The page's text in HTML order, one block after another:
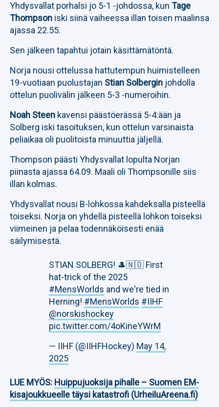
Yhdysvallat porhalsi jo 5-1 -johdossa, kun Tage
Thompson iski siinä vaiheessa illan toisen maalinsa
ajassa 22.55.
Sen jälkeen tapahtui jotain käsittämätöntä.
Norja nousi ottelussa hattutempun huimistelleen
19-vuotiaan puolustajan Stian Solbergin johdolla
ottelun puolivälin jälkeen 5-3 -numeroihin.
Noah Steen kavensi päästöerässä 5-4:ään ja
Solberg iski tasoituksen, kun ottelun varsinaista
peliaikaa oli puolitoista minuuttia jäljellä.
Thompson päästi Yhdysvallat lopulta Norjan
piinasta ajassa 64.09. Maali oli Thompsonille siis
illan kolmas.
Yhdysvallat nousi B-lohkossa kahdeksalla pisteellä
toiseksi. Norja on yhdellä pisteellä lohkon toiseksi
viimeinen ja pelaa todennäköisesti enää
säilymisestä.
STIAN SOLBERG! 🎩🇳🇴 First
hat-trick of the 2025
#MensWorlds and we're tied in
Herning! #MensWorlds #IIHF
@norskishockey
pic.twitter.com/4oKineYWrM
— IIHF (@IIHFHockey) May 14,
2025
LUE MYÖS: Huippujuoksija pihalle – Suomen EM-
kisajoukkueelle täysi katastrofi (UrheiluAreena.fi)